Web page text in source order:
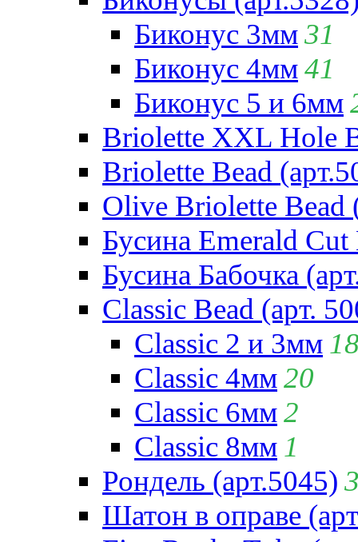
Биконус 3мм31
Биконус 4мм41
Биконус 5 и 6мм
Briolette XXL Hole
Briolette Bead
Olive Briolette Bead
Бусина Emerald Cut
Бусина Бабочка
Classic Bead (арт.
Classic 2 и 3мм
Classic 4мм20
Classic 6мм2
Classic 8мм 1
Рондель (арт.5045)
Шатон в оправе